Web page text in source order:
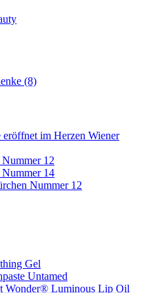
(8)
eröffnet im Herzen Wiener
12
14
Nummer 12
Gel
Untamed
Wonder® Luminous Lip Oil